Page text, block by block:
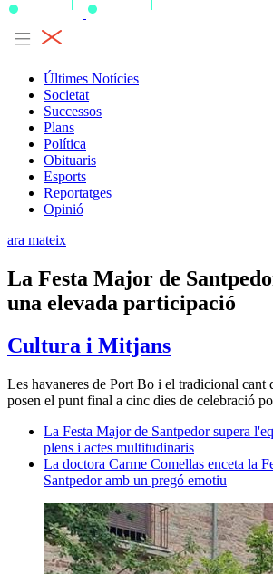
Últimes Notícies
Societat
Successos
Plans
Política
Obituaris
Esports
Reportatges
Opinió
ara mateix
La Festa Major de
una elevada participació
Cultura i Mitjans
Les havaneres de Port Bo i el tradicional
posen el punt final a cinc dies de celebració
La Festa Major de Santpedor supera
plens i actes multitudinaris
La doctora Carme Comellas enceta la
Santpedor amb un pregó emotiu